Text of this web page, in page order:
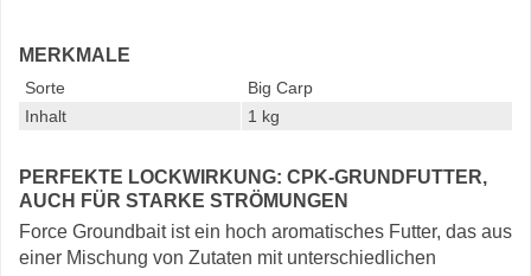
MERKMALE
Sorte
Big Carp
Inhalt
1 kg
PERFEKTE LOCKWIRKUNG: CPK-GRUNDFUTTER,
AUCH FÜR STARKE STRÖMUNGEN
Force Groundbait ist ein hoch aromatisches Futter, das aus
einer Mischung von Zutaten mit unterschiedlichen